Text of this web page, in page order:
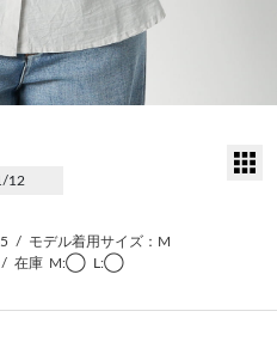
/12
/ モデル着用サイズ：M
/ 在庫 M:◯ L:◯